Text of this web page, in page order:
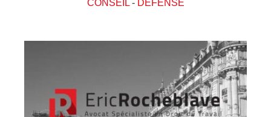
CONSEIL- DEFENSE